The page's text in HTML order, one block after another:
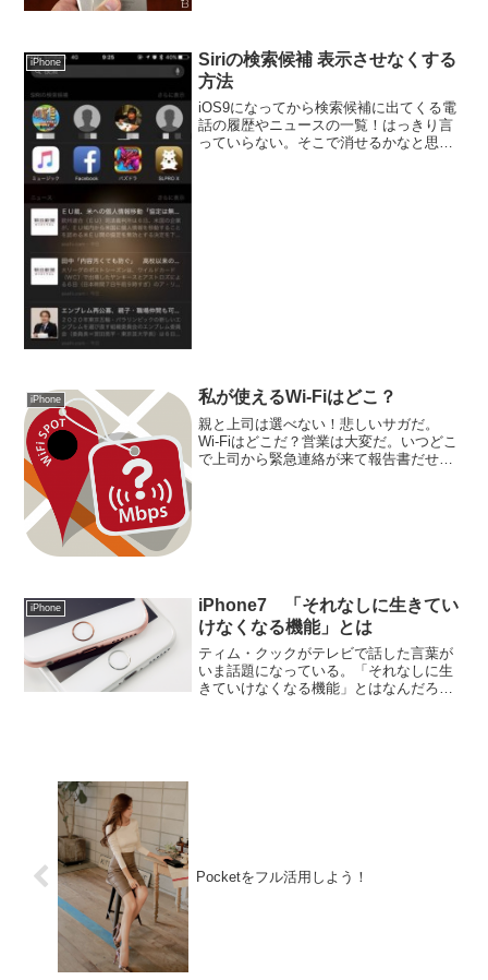
iPhone
Siriの検索候補 表示させなくする
方法
iOS9になってから検索候補に出てくる電
話の履歴やニュースの一覧！はっきり言
っていらない。そこで消せるかなと思い
iPhone 私が使えるWi-Fiはどこ？
親と上司は選べない！悲しいサガだ。
Wi-Fiはどこだ？営業は大変だ。いつどこ
で上司から緊急連絡が来て報告書だせと
iPhone
iPhone7 「それなしに生きてい
けなくなる機能」とは
ティム・クックがテレビで話した言葉が
いま話題になっている。「それなしに生
きていけなくなる機能」とはなんだろう
Pocketをフル活用しよう！